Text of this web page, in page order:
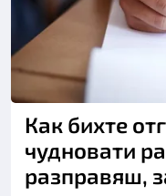
Как бихте
чудновати
разправяш,